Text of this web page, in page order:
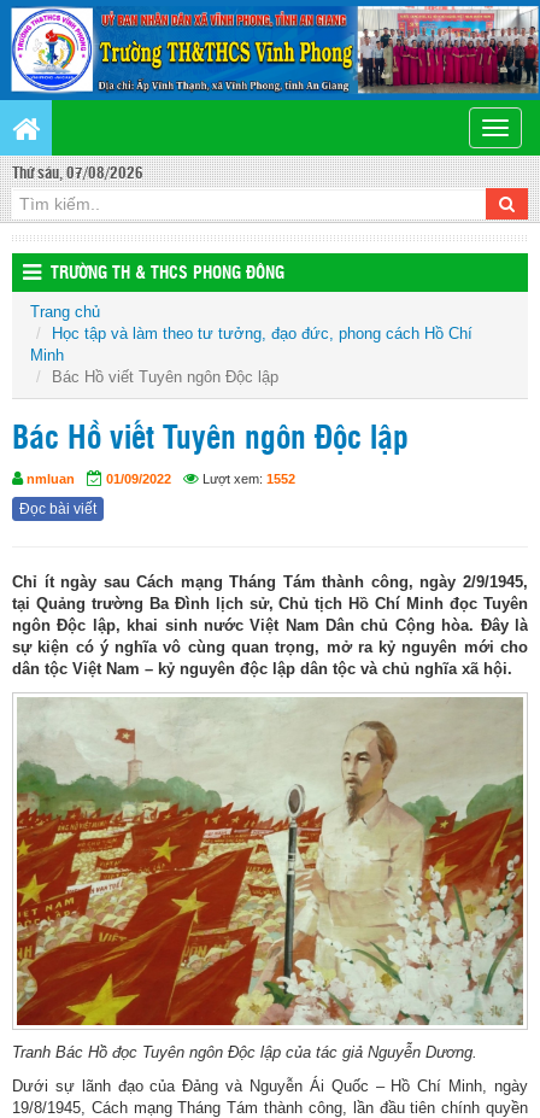
Toggle
Thứ sáu, 07/08/2026
TRƯỜNG TH & THCS PHONG ĐÔNG
Trang chủ
Học tập và làm theo tư tưởng, đạo đức, phong cách Hồ Chí
Minh
Bác Hồ viết Tuyên ngôn Độc lập
Bác Hồ viết Tuyên ngôn Độc lập
nmluan 01/09/2022 Lượt xem: 1552
Đọc bài viết
Chỉ ít ngày sau Cách mạng Tháng Tám thành công, ngày 2/9/1945,
tại Quảng trường Ba Đình lịch sử, Chủ tịch Hồ Chí Minh đọc Tuyên
ngôn Độc lập, khai sinh nước Việt Nam Dân chủ Cộng hòa. Đây là
sự kiện có ý nghĩa vô cùng quan trọng, mở ra kỷ nguyên mới cho
dân tộc Việt Nam – kỷ nguyên độc lập dân tộc và chủ nghĩa xã hội.
Tranh Bác Hồ đọc Tuyên ngôn Độc lập của tác giả Nguyễn Dương.
Dưới sự lãnh đạo của Đảng và Nguyễn Ái Quốc – Hồ Chí Minh, ngày
19/8/1945, Cách mạng Tháng Tám thành công, lần đầu tiên chính quyền